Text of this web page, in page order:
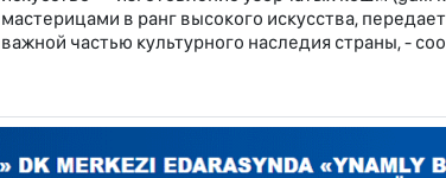
мастерицами в ранг высокого искусства,
важной частью культурного наследия страны, -